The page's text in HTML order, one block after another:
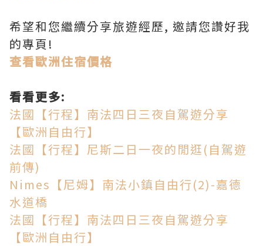
希望和您繼續分享旅遊經歷, 邀請您讚好我
的專頁!
查看歐洲住宿價格
看看更多:
法國【行程】南法四日三夜自駕遊分享
【歐洲自由行】
法國【行程】尼斯二日一夜的閒逛(自駕遊
前傳)
Nimes【尼姆】南法小鎮自由行(2)-嘉德
水道橋
法國【行程】南法四日三夜自駕遊分享
【歐洲自由行】